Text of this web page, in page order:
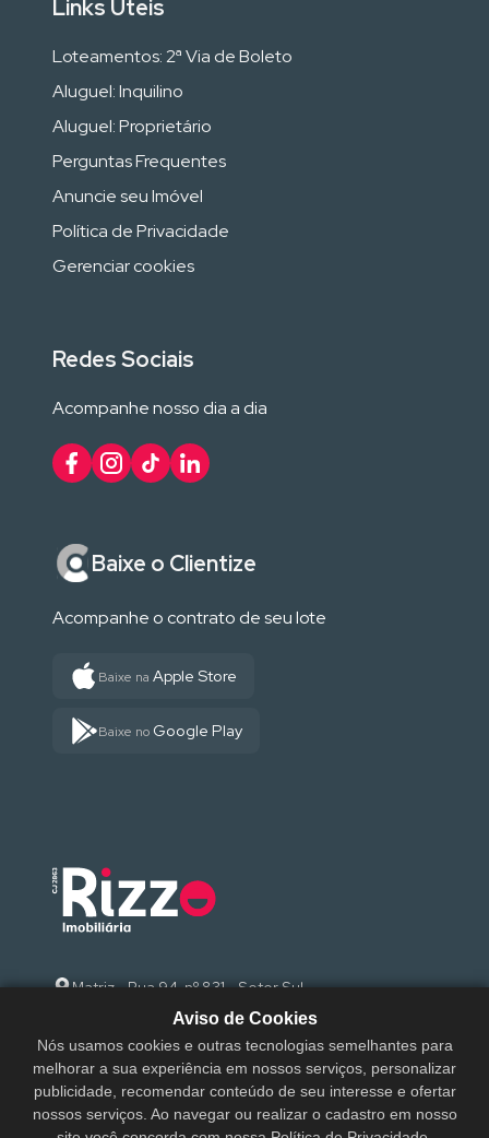
Matriz - Rua 94, nº 831 - Setor Sul
sac@rizzoimobiliaria.com.br
Links Úteis
Loteamentos: 2ª Via de Boleto
Aluguel: Inquilino
Aluguel: Proprietário
Perguntas Frequentes
Anuncie seu Imóvel
Política de Privacidade
Gerenciar cookies
Redes Sociais
Acompanhe nosso dia a dia
Baixe o Clientize
Acompanhe o contrato de seu lote
Baixe na Apple Store
Baixe no Google Play
Aviso de Cookies
Nós usamos cookies e outras tecnologias semelhantes para
melhorar a sua experiência em nossos serviços, personalizar
publicidade, recomendar conteúdo de seu interesse e ofertar
nossos serviços. Ao navegar ou realizar o cadastro em nosso